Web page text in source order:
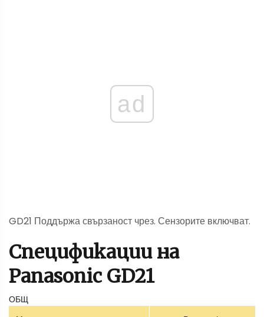
ad
GD21 Поддържа свързаност чрез. Сензорите включват.
Спецификации на
Panasonic GD21
ОБЩ